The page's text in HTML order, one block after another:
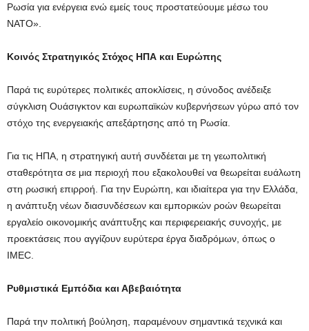
Ρωσία για ενέργεια ενώ εμείς τους προστατεύουμε μέσω του
ΝΑΤΟ».
Κοινός Στρατηγικός Στόχος ΗΠΑ και Ευρώπης
Παρά τις ευρύτερες πολιτικές αποκλίσεις, η σύνοδος ανέδειξε
σύγκλιση Ουάσιγκτον και ευρωπαϊκών κυβερνήσεων γύρω από τον
στόχο της ενεργειακής απεξάρτησης από τη Ρωσία.
Για τις ΗΠΑ, η στρατηγική αυτή συνδέεται με τη γεωπολιτική
σταθερότητα σε μια περιοχή που εξακολουθεί να θεωρείται ευάλωτη
στη ρωσική επιρροή. Για την Ευρώπη, και ιδιαίτερα για την Ελλάδα,
η ανάπτυξη νέων διασυνδέσεων και εμπορικών ροών θεωρείται
εργαλείο οικονομικής ανάπτυξης και περιφερειακής συνοχής, με
προεκτάσεις που αγγίζουν ευρύτερα έργα διαδρόμων, όπως ο
IMEC.
Ρυθμιστικά Εμπόδια και Αβεβαιότητα
Παρά την πολιτική βούληση, παραμένουν σημαντικά τεχνικά και